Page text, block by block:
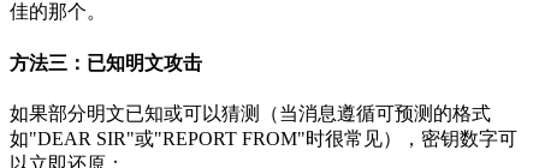
佳的那个。
方法三：已知明文攻击
如果部分明文已知或可以猜测（当消息遵循可预测的格式
如"DEAR SIR"或"REPORT FROM"时很常见），密钥数字可
以立即还原：